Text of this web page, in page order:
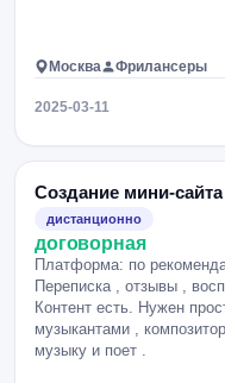
Москва Фрилансеры
2025-03-11
Создание мини-сайта
дистанционно
договорная
Платформа: по
Переписка , отзывы ,
Контент есть. Нужен
музыкантами ,
музыку и поет .